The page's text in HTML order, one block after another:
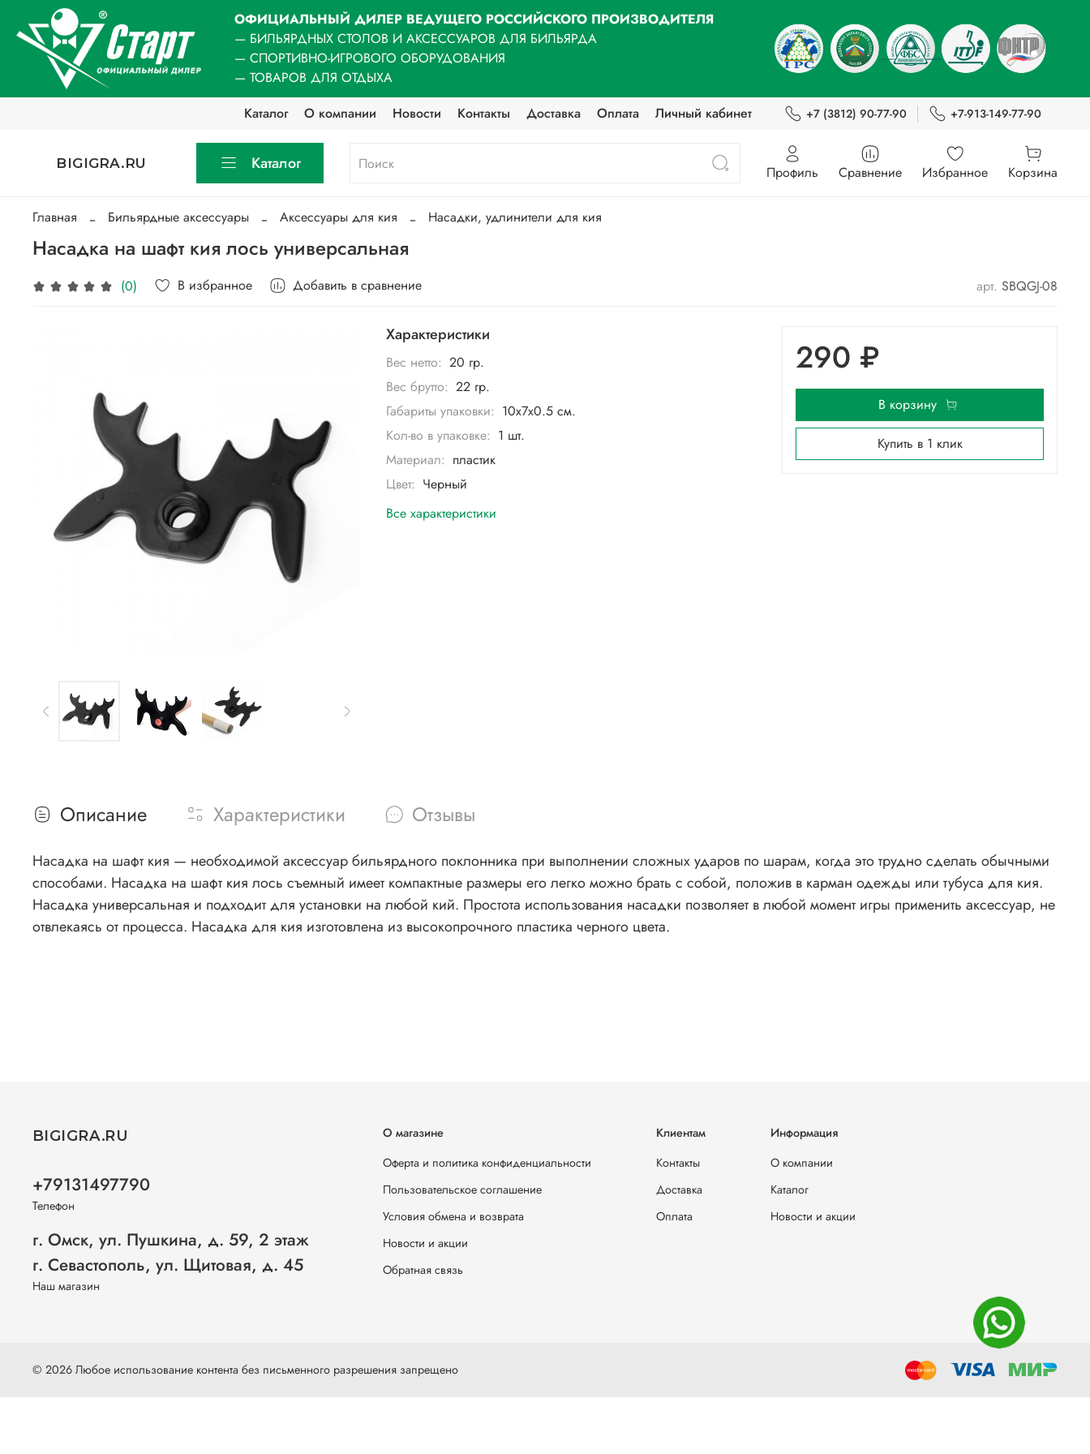
ОФИЦИАЛЬНЫЙ ДИЛЕР ВЕДУЩЕГО РОССИЙСКОГО ПРОИЗВОДИТЕЛЯ
— БИЛЬЯРДНЫХ СТОЛОВ И АКСЕССУАРОВ ДЛЯ БИЛЬЯРДА
— СПОРТИВНО-ИГРОВОГО ОБОРУДОВАНИЯ
— ТОВАРОВ ДЛЯ ОТДЫХА
Каталог
О компании Новости Контакты Доставка Оплата Личный кабинет +7 (3812) 90-77-90 +7-913-149-77-90
BIGIGRA.RU Каталог Профиль Сравнение Избранное Корзина
Главная Бильярдные аксессуары Аксессуары для кия Насадки, удлинители для кия
Насадка на шафт кия лось универсальная
(0) В избранное Добавить в сравнение арт. SBQGJ-08
Характеристики
Вес нетто: 20 гр.
Вес брутто: 22 гр.
Габариты упаковки: 10х7х0.5 см.
Кол-во в упаковке: 1 шт.
Материал: пластик
Цвет: Черный
Все характеристики
290 ₽
В корзину
Купить в 1 клик
Описание Характеристики Отзывы
Насадка на шафт кия — необходимой аксессуар бильярдного поклонника при выполнении сложных ударов по шарам, когда это трудно сделать обычными
способами. Насадка на шафт кия лось съемный имеет компактные размеры его легко можно брать с собой, положив в карман одежды или тубуса для кия.
Насадка универсальная и подходит для установки на любой кий. Простота использования насадки позволяет в любой момент игры применить аксессуар, не
отвлекаясь от процесса. Насадка для кия изготовлена из высокопрочного пластика черного цвета.
О магазине
Оферта и политика конфиденциальности
Пользовательское соглашение
Условия обмена и возврата
Новости и акции
Обратная связь
Клиентам
Контакты
Доставка
Оплата
Информация
О компании
Каталог
Новости и акции
BIGIGRA.RU
+79131497790
Телефон
г. Омск, ул. Пушкина, д. 59, 2 этаж
г. Севастополь, ул. Щитовая, д. 45
Наш магазин
© 2026 Любое использование контента без письменного разрешения запрещено